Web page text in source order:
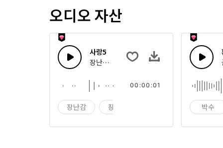
오디오 자산
사랑5
장난감 상자 효과음
장난감 장난감 상자
00:00:01
박수